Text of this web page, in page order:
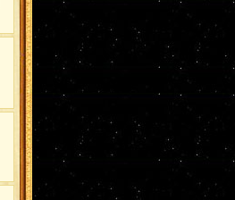
ХиданТен
(1)
ЧоджиШино
(1)
ДейТема
Мадара/Самуи
(1)
ДжууЗецу
СосоДей
Эбису
(1)
СуйгКарин
КисаХина
(1)